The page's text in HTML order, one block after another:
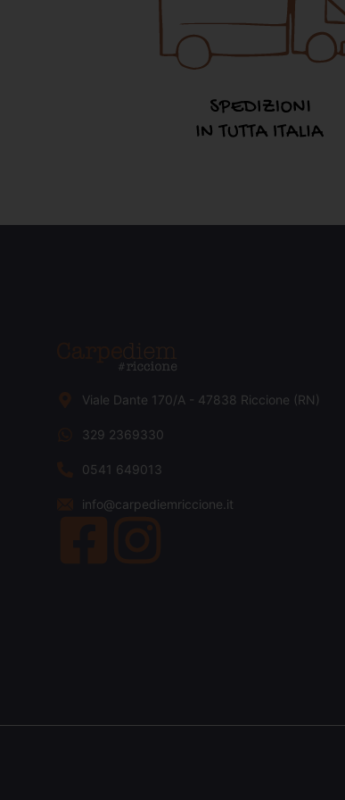
Viale Dante 170/A - 47838 Riccione (RN)
329 2369330
0541 649013
info@carpediemriccione.it